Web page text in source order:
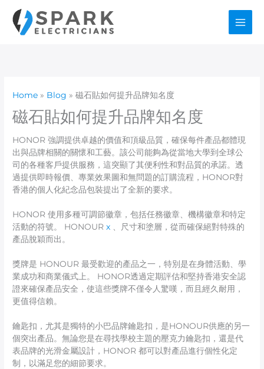
content
Home Blog 磁石貼如何提升品牌知名度
磁石貼如何提升品牌知名度
HONOR 強調提供卓越的價值和頂級品質，確保每件產品都體現
出與品牌相關的關懷和工藝。該公司能夠為從當地大學到全球公
司的各種客戶提供服務，這突顯了其便利性和對品質的承諾。透
過提供即時報價、專業效果圖和無問題的訂購流程，HONOR對
香港的個人化紀念品包裝提出了全新的要求。
HONOR 使用多種可調節徽章，包括任務徽章、機構徽章和特定
活動的符號。 HONOURx 、尺寸和塗層，從而確保絕對特殊的
產品脫穎而出。
獎牌是 HONOUR 最受歡迎的產品之一，特別是在身體活動、學
業成功和商業儀式上。 HONOR透過定期評估和堅持香港安全認
證來確保產品安全，使這些獎牌不僅令人驚嘆，而且經久耐用，
更值得信賴。
鑰匙扣，尤其是獨特的小巴品牌鑰匙扣，是HONOUR供應的另一
個突出產品。無論您是在尋找學校主題的壓克力鑰匙扣，還是代
表品牌的光滑金屬設計，HONOR 都可以對產品進行個性化定
制，以滿足您的細節要求。